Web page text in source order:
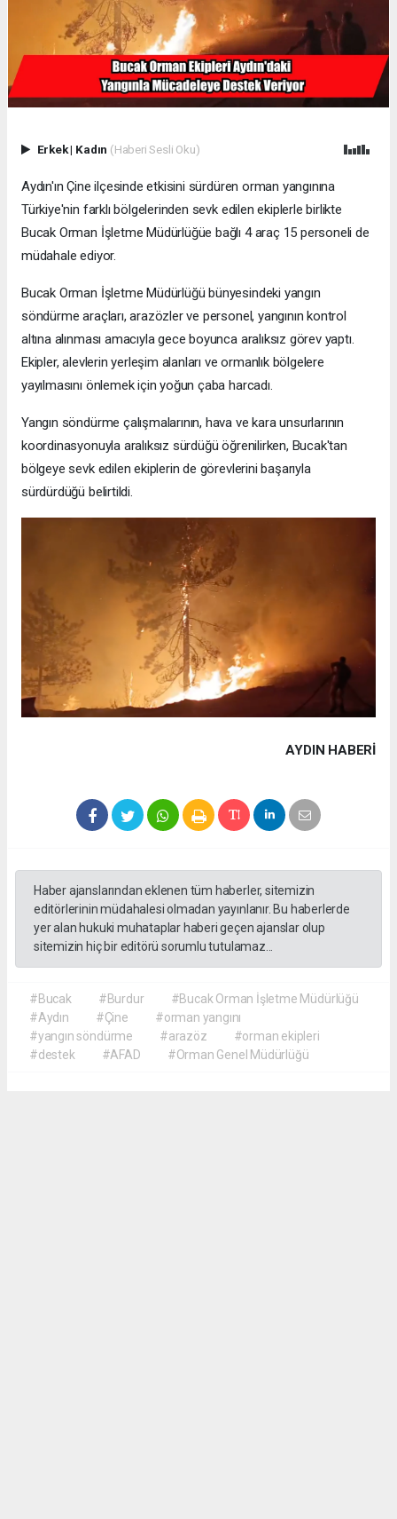
Erkek| Kadın (Haberi Sesli Oku)
Aydın'ın Çine ilçesinde etkisini sürdüren orman yangınına
Türkiye'nin farklı bölgelerinden sevk edilen ekiplerle birlikte
Bucak Orman İşletme Müdürlüğüe bağlı 4 araç 15 personeli de
müdahale ediyor.
Bucak Orman İşletme Müdürlüğü bünyesindeki yangın
söndürme araçları, arazözler ve personel, yangının kontrol
altına alınması amacıyla gece boyunca aralıksız görev yaptı.
Ekipler, alevlerin yerleşim alanları ve ormanlık bölgelere
yayılmasını önlemek için yoğun çaba harcadı.
Yangın söndürme çalışmalarının, hava ve kara unsurlarının
koordinasyonuyla aralıksız sürdüğü öğrenilirken, Bucak'tan
bölgeye sevk edilen ekiplerin de görevlerini başarıyla
sürdürdüğü belirtildi.
AYDIN HABERİ
Haber ajanslarından eklenen tüm haberler, sitemizin
editörlerinin müdahalesi olmadan yayınlanır. Bu haberlerde
yer alan hukuki muhataplar haberi geçen ajanslar olup
sitemizin hiç bir editörü sorumlu tutulamaz...
#Bucak #Burdur
#Bucak Orman İşletme Müdürlüğü
#Aydın
#Çine
#orman yangını
#yangın söndürme
#arazöz
#orman ekipleri
#destek
#AFAD #Orman Genel Müdürlüğü